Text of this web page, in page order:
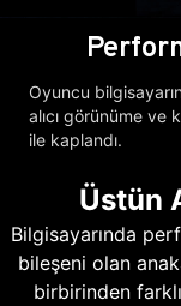
Oyuncu
alıcı görünüme ve
ile kaplandı.
Üstün
Bilgisayarında
bileşeni olan
birbirinden